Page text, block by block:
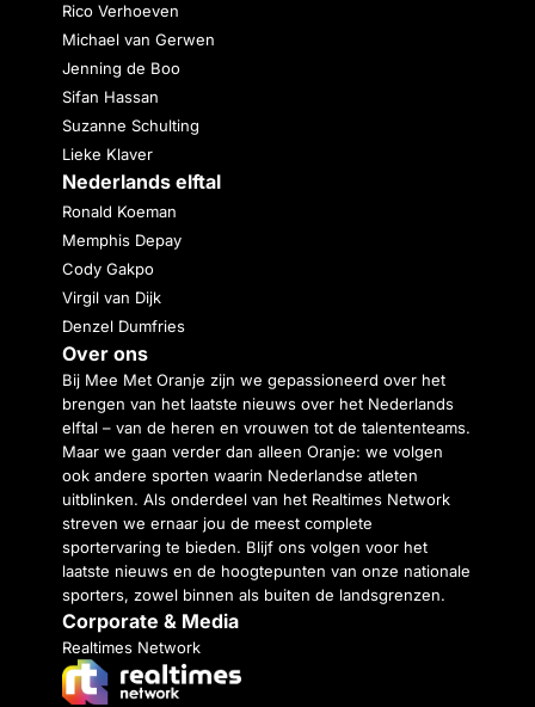
Rico Verhoeven
Michael van Gerwen
Jenning de Boo
Sifan Hassan
Suzanne Schulting
Lieke Klaver
Nederlands elftal
Ronald Koeman
Memphis Depay
Cody Gakpo
Virgil van Dijk
Denzel Dumfries
Over ons
Bij Mee Met Oranje zijn we gepassioneerd over het
brengen van het laatste nieuws over het Nederlands
elftal – van de heren en vrouwen tot de talententeams.
Maar we gaan verder dan alleen Oranje: we volgen
ook andere sporten waarin Nederlandse atleten
uitblinken. Als onderdeel van het Realtimes Network
streven we ernaar jou de meest complete
sportervaring te bieden. Blijf ons volgen voor het
laatste nieuws en de hoogtepunten van onze nationale
sporters, zowel binnen als buiten de landsgrenzen.
Corporate & Media
Realtimes Network